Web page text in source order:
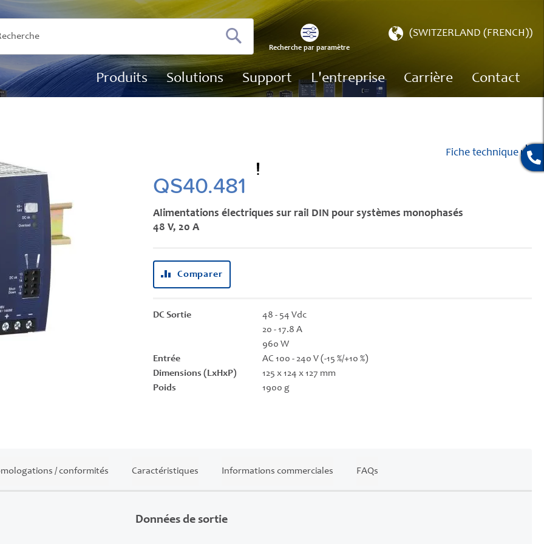
RechercheRecherche par paramètre
Choisir(SWITZERLAND (FRENCH))
Produits Solutions Support L'entreprise Carrière Contact
QS40.481
Alimentations électriques sur rail DIN pour systèmes monophasés
48 V, 20 A
Fiche technique
Comparer
DC Sortie
48 - 54 Vdc
20 - 17.8 A
960 W
Entrée
AC 100 - 240 V (-15 %/+10 %)
Dimensions (LxHxP)
125 x 124 x 127 mm
Poids
1900 g
Données de sortie
/ conformités Caractéristiques Informations commerciales FAQs